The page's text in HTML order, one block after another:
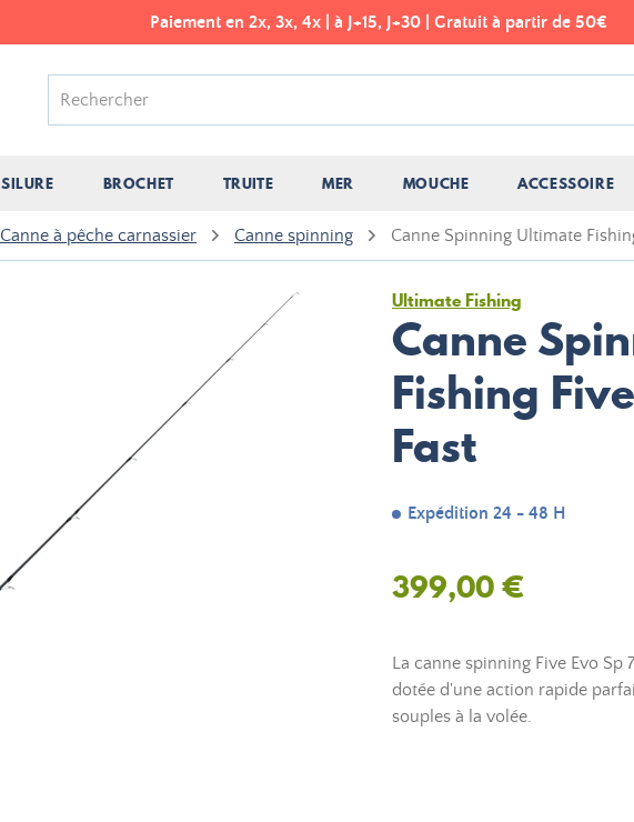
Paiement en 2x, 3x, 4x | à J+15, J+30 | Gratuit à partir de 50€
SILURE BROCHET TRUITE MER MOUCHE ACCESSOIRE
Canne à pêche carnassier Canne spinning Canne Spinning Ultimate
Ultimate Fishing
Canne
Fishing
Fast
Expédition 24 - 48 H
399,00 €
La canne spinning Five Evo Sp
dotée d'une action rapide
souples à la volée.